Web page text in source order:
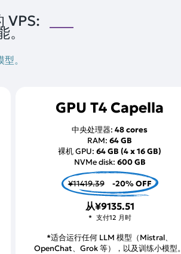
VPS:
。
GPU T4 Capella
中央处理器:48 cores
RAM:64 GB
裸机 GPU:64 GB (4 x 16 GB)
NVMe disk: 600 GB
¥11419.39 -20% OFF
从¥9135.51
支付12 月时
*适合运行任何 LLM 模型（Mistral、
OpenChat、Grok 等），以及训练小模型。